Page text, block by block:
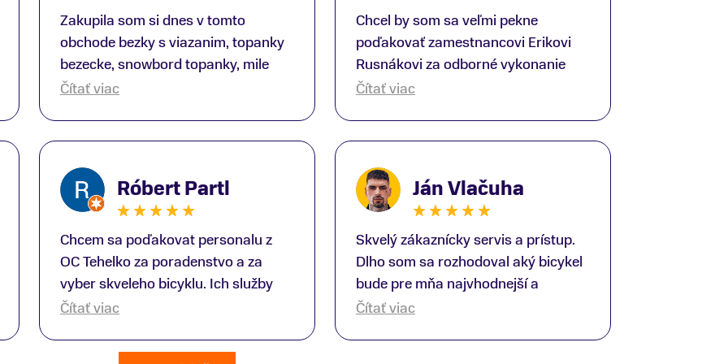
Zakupila som si dnes v tomto
obchode bezky s viazanim, topanky
bezecke, snowbord topanky, mile
prekvapenie ako Peter, ktory nas
Čítať viac
Chcel by som sa veľmi pekne
poďakovať zamestnancovi Erikovi
Rusnákovi za odborné vykonanie
bike-fittingu. Je to super človek na
otázky odpovedal bez zaváhania.
Ešte raz ďakujem.
Čítať viac
Róbert Partl
Chcem sa poďakovat personalu z
OC Tehelko za poradenstvo a za
vyber skveleho bicyklu. Ich služby
rad využijem zas rad znovu.
Hodnotim čast kde predavaju bicykle
Čítať viac
Ján Vlačuha
Skvelý zákaznícky servis a prístup.
Dlho som sa rozhodoval aký bicykel
bude pre mňa najvhodnejší a
predajňu som navštívil viac krát.
Čítať viac